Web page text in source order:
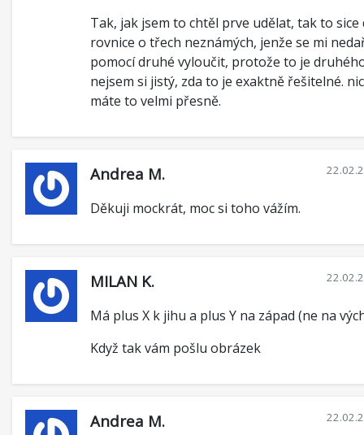
Tak, jak jsem to chtěl prve udělat, tak to
rovnice o třech neznámých, jenže se mi
pomocí druhé vyloučit, protože to je
nejsem si jistý, zda to je exaktně řešitelné.
máte to velmi přesně.
Andrea M.
Děkuji mockrát, moc si toho vážím.
MILAN K.
Má plus X k jihu a plus Y na západ (ne na
Když tak vám pošlu obrázek
Andrea M.